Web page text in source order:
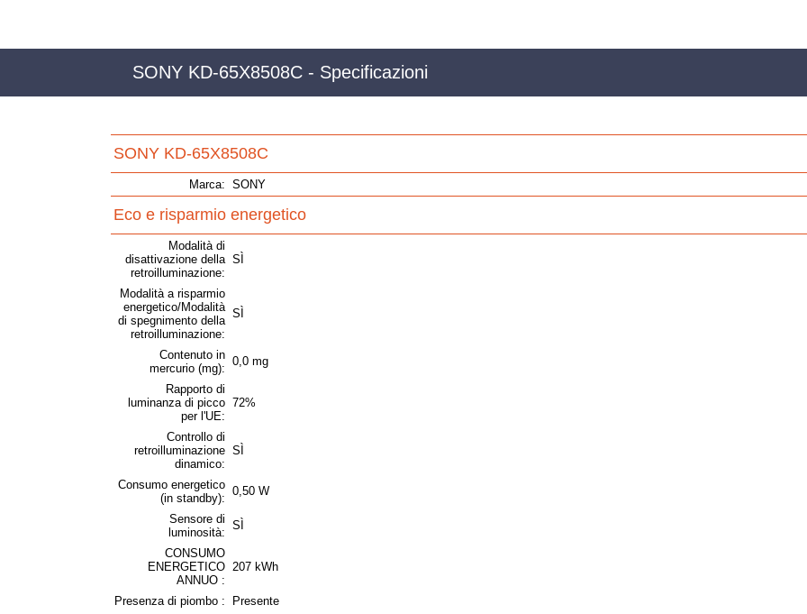
SONY KD-65X8508C - Specificazioni
SONY KD-65X8508C
Marca: SONY
Eco e risparmio energetico
Modalità di
disattivazione della
retroilluminazione:
SÌ
Modalità a risparmio
energetico/Modalità
di spegnimento della
retroilluminazione:
SÌ
Contenuto in
mercurio (mg):
0,0 mg
Rapporto di
luminanza di picco
per l'UE:
72%
Controllo di
retroilluminazione
dinamico:
SÌ
Consumo energetico
(in standby):
0,50 W
Sensore di
luminosità:
SÌ
CONSUMO
ENERGETICO
ANNUO :
207 kWh
Presenza di piombo : Presente